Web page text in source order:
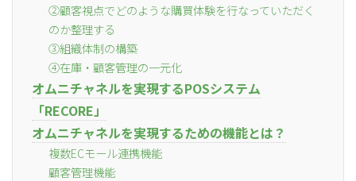
②顧客視点でどのような購買体験を行なっていただく
のか整理する
③組織体制の構築
④在庫・顧客管理の一元化
オムニチャネルを実現するPOSシステム
「RECORE」
オムニチャネルを実現するための機能とは？
複数ECモール連携機能
顧客管理機能